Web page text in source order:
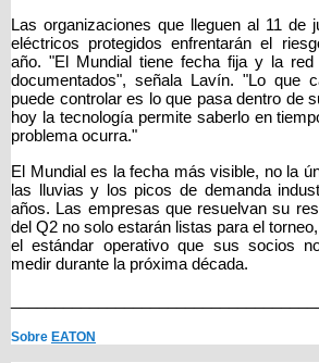
Las organizaciones que lleguen al 11 de
eléctricos protegidos enfrentarán el
año. "El Mundial tiene fecha fija y la red
documentados", señala Lavín. "Lo que
puede controlar es lo que pasa dentro de
hoy la tecnología permite saberlo en
problema ocurra."
El Mundial es la fecha más visible, no la
las lluvias y los picos de demanda
años. Las empresas que resuelvan su
del Q2 no solo estarán listas para el
el estándar operativo que sus socios
medir durante la próxima década.
Sobre EATON